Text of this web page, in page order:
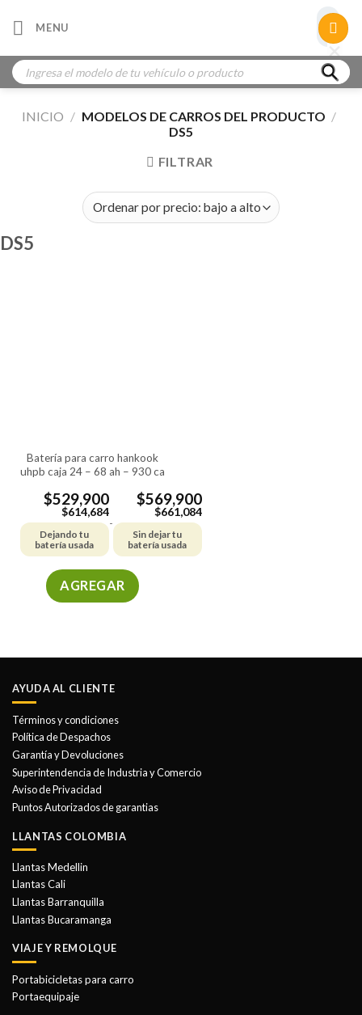
MENU
Búsqueda
de
productos
INICIO / MODELOS DE CARROS DEL PRODUCTO /
DS5
FILTRAR
DS5
batería para carro hankook
uhpb caja 24 – 68 ah – 930 ca
$529,900
$614,684
Dejando tu
batería usada
-
$569,900
$661,084
Sin dejar tu
batería usada
AGREGAR
múltiples
Las
elegir
en
la
página
de
AYUDA AL CLIENTE
Términos y condiciones
Política de Despachos
Garantía y Devoluciones
Superintendencia de Industria y Comercio
Aviso de Privacidad
Puntos Autorizados de garantias
LLANTAS COLOMBIA
Llantas Medellin
Llantas Cali
Llantas Barranquilla
Llantas Bucaramanga
VIAJE Y REMOLQUE
Portabicicletas para carro
Portaequipaje
×
×
×